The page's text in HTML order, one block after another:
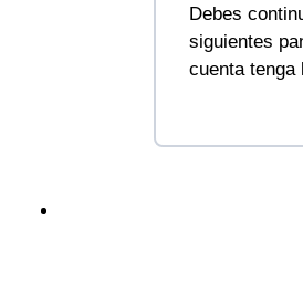
Debes
siguientes
cuenta